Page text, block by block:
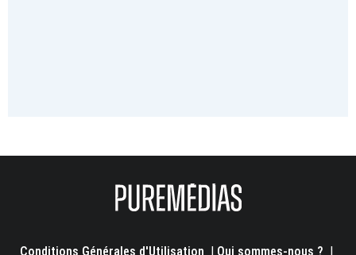
Conditions Générales d'Utilisation | Qui sommes-nous ? |